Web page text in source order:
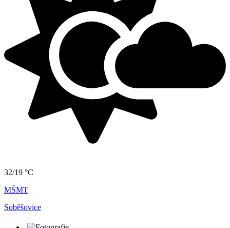
32/19 °C
MŠMT
Soběšovice